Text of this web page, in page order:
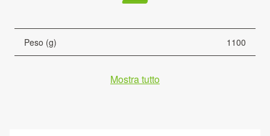
Peso (g) 1100
Mostra tutto